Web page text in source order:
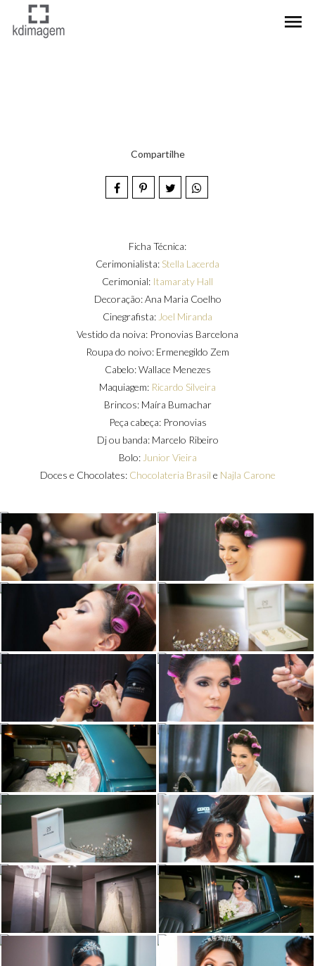
menu
Compartilhe
Ficha Técnica:
Cerimonialista: Stella Lacerda
Cerimonial: Itamaraty Hall
Decoração: Ana Maria Coelho
Cinegrafista: Joel Miranda
Vestido da noiva: Pronovias Barcelona
Roupa do noivo: Ermenegildo Zem
Cabelo: Wallace Menezes
Maquiagem: Ricardo Silveira
Brincos: Maíra Bumachar
Peça cabeça: Pronovias
Dj ou banda: Marcelo Ribeiro
Bolo: Junior Vieira
Doces e Chocolates: Chocolateria Brasil e Najla Carone